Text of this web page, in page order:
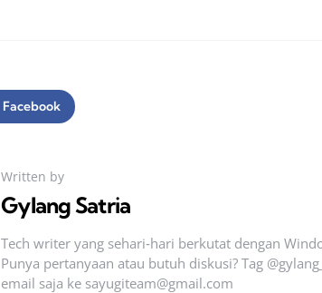
Facebook
Written by
Gylang Satria
Tech writer yang sehari‑hari berkutat dengan
Punya pertanyaan atau butuh diskusi? Tag
email saja ke sayugiteam@gmail.com